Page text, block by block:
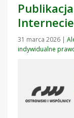
31 marca 2026 |
indywidualne